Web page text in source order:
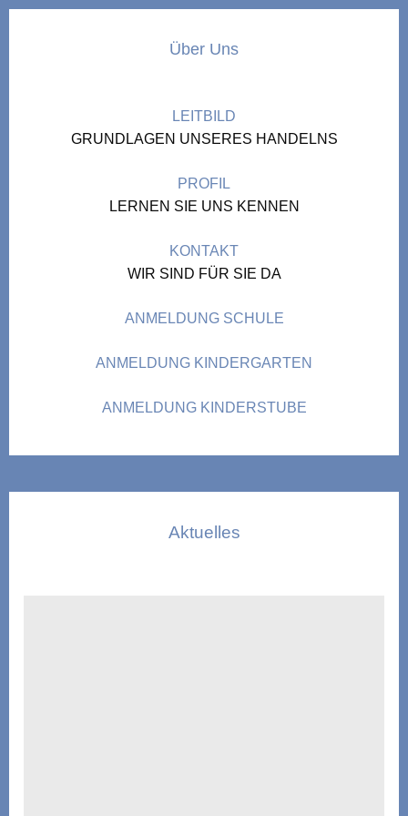
Über Uns
LEITBILD
GRUNDLAGEN UNSERES HANDELNS
PROFIL
LERNEN SIE UNS KENNEN
KONTAKT
WIR SIND FÜR SIE DA
ANMELDUNG SCHULE
ANMELDUNG KINDERGARTEN
ANMELDUNG KINDERSTUBE
Aktuelles